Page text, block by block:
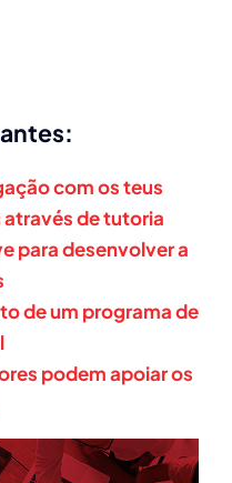
com os teus
de tutoria
para desenvolver a
de um programa de
podem apoiar os